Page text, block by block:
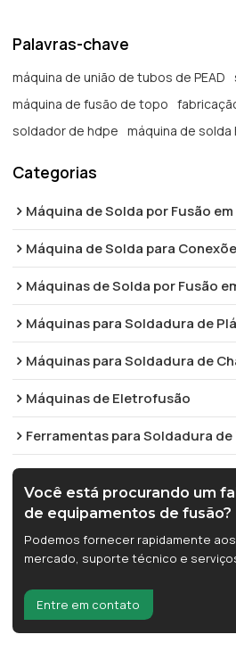
Palavras-chave
máquina de união de tubos de PEAD
máquina de fusão de topo
soldador de hdpe
máquina de solda
Categorias
Máquina de Solda por Fusão
Máquina de Solda para
Máquinas de Solda por Fusão
Máquinas para Soldadura de
Máquinas para Soldadura de
Máquinas de Eletrofusão
Ferramentas para Soldadura
Você está procurando um
de equipamentos de fusão?
Podemos fornecer rapidamente
mercado, suporte técnico e
Entre em contato